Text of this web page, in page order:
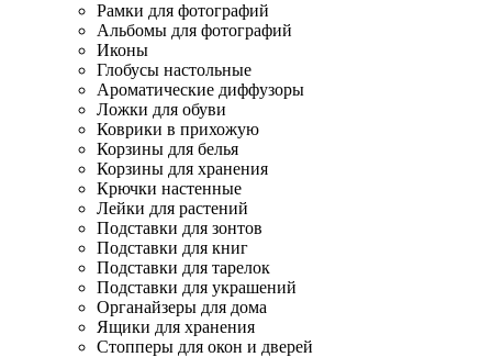
Рамки для фотографий
Альбомы для фотографий
Иконы
Глобусы настольные
Ароматические диффузоры
Ложки для обуви
Коврики в прихожую
Корзины для белья
Корзины для хранения
Крючки настенные
Лейки для растений
Подставки для зонтов
Подставки для книг
Подставки для тарелок
Подставки для украшений
Органайзеры для дома
Ящики для хранения
Стопперы для окон и дверей